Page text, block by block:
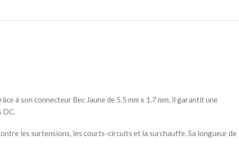
à son connecteur Bec Jaune de 5.5 mm x 1.7 mm, il garantit une
DC.
les surtensions, les courts-circuits et la surchauffe. Sa longueur de